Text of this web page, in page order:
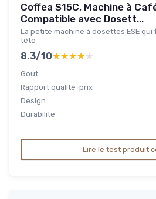
Coffea S15C, Machine à
Compatible avec Dosett...
La petite machine à dosettes ESE
tête
8.3/10★★★★★
★★★★★
Gout
Rapport qualité-prix
Design
Durabilite
Lire le test produit